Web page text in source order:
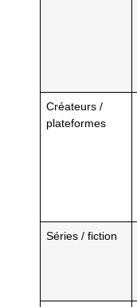
Créateurs /
plateformes
Séries / fiction